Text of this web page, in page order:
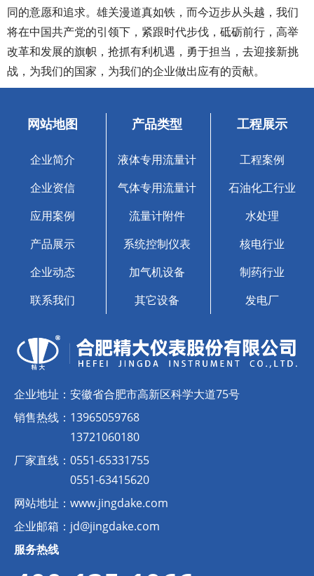
同的意愿和追求。雄关漫道真如铁，而今迈步从头越，我们
将在中国共产党的引领下，紧跟时代步伐，砥砺前行，高举
改革和发展的旗帜，抢抓有利机遇，勇于担当，去迎接新挑
战，为我们的国家，为我们的企业做出应有的贡献。
企业地址： 安徽省合肥市高新区科学大道75号
销售热线： 13965059768
13721060180
厂家直线： 0551-65331755
0551-63415620
网站地址： www.jingdake.com
企业邮箱： jd@jingdake.com
服务热线
网站地图
企业简介
企业资信
应用案例
产品展示
企业动态
联系我们
产品类型
液体专用流量计
气体专用流量计
流量计附件
系统控制仪表
加气机设备
其它设备
工程展示
工程案例
石油化工行业
水处理
核电行业
制药行业
发电厂